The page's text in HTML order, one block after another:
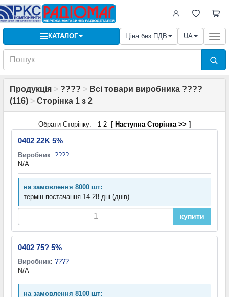
КАТАЛОГ Ціна без ПДВ UA
Продукція > ???? > Всі товари виробника ????
(116) > Сторінка 1 з 2
Обрати Сторінку: 1 2 [ Наступна Сторінка >> ]
0402 22K 5%
Виробник: ????
N/A
на замовлення 8000 шт:
термін постачання 14-28 дні (днів)
купити
0402 75? 5%
Виробник: ????
N/A
на замовлення 8100 шт: